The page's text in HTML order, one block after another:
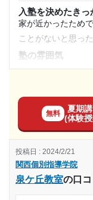
目的の達成度
通塾前と比べて
できなかったも
第一志望校：
1日あたりの授
---
10,000円〜
目的の達成度
達成
目的の達成理由
均がありとても便利
授業以外のサポー
(相談・面談、家庭学習
自習時間にわから
相談などにも乗っ
て頂けました。
利用詳細
通塾期間
2021年5月〜
入塾時の学年
入塾を決めたきっ
家が近かったため
ことがないと思っ
塾の雰囲気
少しお高めです。
時間を一コマそん
コース・カリキュ
所や大学で求めら
くれます。
講師の教え方
無料
夏期
(体験
関西個別指導学院
泉ケ丘教室の口
投稿日 : 2024/2/21